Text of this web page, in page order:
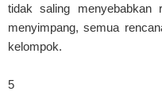
tidak saling
menyimpang, semua
kelompok.
5